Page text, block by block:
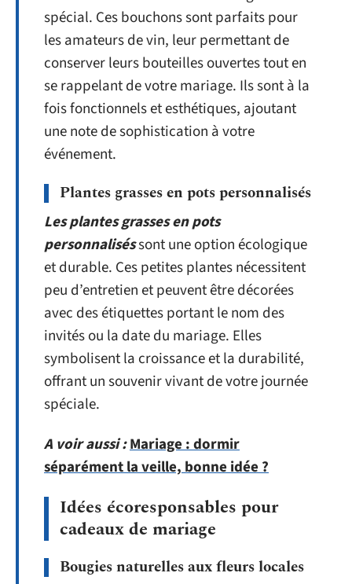
spécial. Ces bouchons sont parfaits pour
les amateurs de vin, leur permettant de
conserver leurs bouteilles ouvertes tout en
se rappelant de votre mariage. Ils sont à la
fois fonctionnels et esthétiques, ajoutant
une note de sophistication à votre
événement.
Plantes grasses en pots personnalisés
Les plantes grasses en pots
personnaliséssont une option écologique
et durable. Ces petites plantes nécessitent
peu d’entretien et peuvent être décorées
avec des étiquettes portant le nom des
invités ou la date du mariage. Elles
symbolisent la croissance et la durabilité,
offrant un souvenir vivant de votre journée
spéciale.
A voir aussi :Mariage : dormir
séparément la veille, bonne idée ?
Idées écoresponsables pour
cadeaux de mariage
Bougies naturelles aux fleurs locales